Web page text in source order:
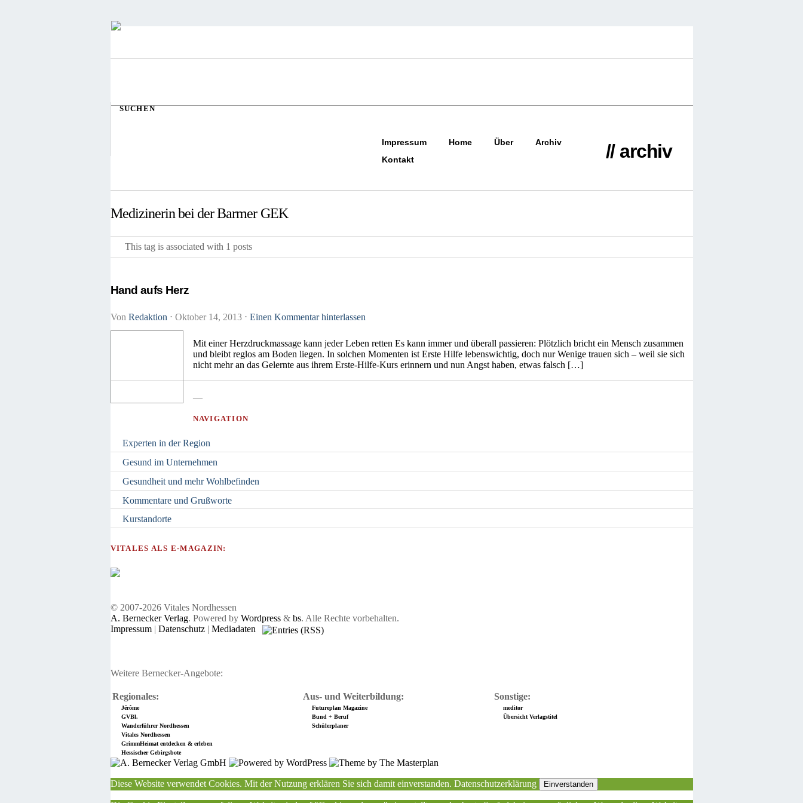
SUCHEN
Impressum Home Über
Archiv
Kontakt
// archiv
Medizinerin bei der Barmer GEK
This tag is associated with 1 posts
Hand aufs Herz
Von Redaktion ⋅ Oktober 14, 2013 ⋅ Einen Kommentar hinterlassen
Mit einer Herzdruckmassage kann jeder Leben retten Es kann immer und überall passieren: Plötzlich bricht ein Mensch zusammen
und bleibt reglos am Boden liegen. In solchen Momenten ist Erste Hilfe lebenswichtig, doch nur Wenige trauen sich – weil sie sich
nicht mehr an das Gelernte aus ihrem Erste-Hilfe-Kurs erinnern und nun Angst haben, etwas falsch […]
—
NAVIGATION
Experten in der Region
Gesund im Unternehmen
Gesundheit und mehr Wohlbefinden
Kommentare und Grußworte
Kurstandorte
VITALES ALS E-MAGAZIN:
© 2007-2026 Vitales Nordhessen
A. Bernecker Verlag. Powered by Wordpress& bs. Alle Rechte vorbehalten.
Impressum| Datenschutz| Mediadaten
Weitere Bernecker-Angebote:
Regionales: Aus- und Weiterbildung: Sonstige:
Jérôme Futureplan Magazine
meditor
GVBl.
Bund + Beruf
Übersicht Verlagstitel
Wanderführer Nordhessen
Schülerplaner
Vitales Nordhessen
GrimmHeimat entdecken & erleben
Hessischer Gebirgsbote
Diese Website verwendet Cookies. Mit der Nutzung erklären Sie sich damit einverstanden. Datenschutzerklärung Einverstanden